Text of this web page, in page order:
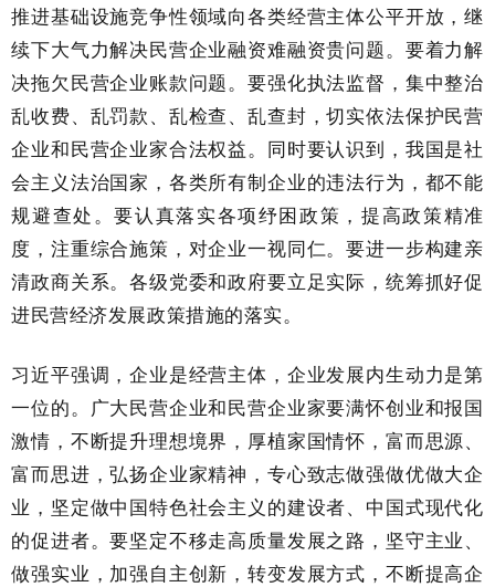
推进基础设施竞争性领域向各类经营主体公平开放，继
续下大气力解决民营企业融资难融资贵问题。要着力解
决拖欠民营企业账款问题。要强化执法监督，集中整治
乱收费、乱罚款、乱检查、乱查封，切实依法保护民营
企业和民营企业家合法权益。同时要认识到，我国是社
会主义法治国家，各类所有制企业的违法行为，都不能
规避查处。要认真落实各项纾困政策，提高政策精准
度，注重综合施策，对企业一视同仁。要进一步构建亲
清政商关系。各级党委和政府要立足实际，统筹抓好促
进民营经济发展政策措施的落实。
习近平强调，企业是经营主体，企业发展内生动力是第
一位的。广大民营企业和民营企业家要满怀创业和报国
激情，不断提升理想境界，厚植家国情怀，富而思源、
富而思进，弘扬企业家精神，专心致志做强做优做大企
业，坚定做中国特色社会主义的建设者、中国式现代化
的促进者。要坚定不移走高质量发展之路，坚守主业、
做强实业，加强自主创新，转变发展方式，不断提高企